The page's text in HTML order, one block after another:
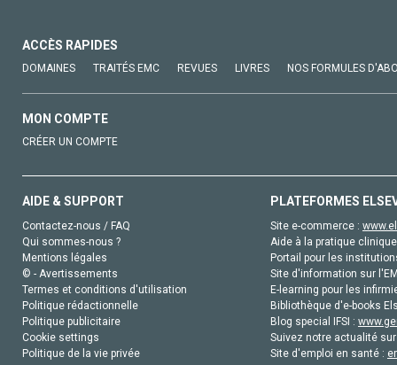
ACCÈS RAPIDES
DOMAINES TRAITÉS EMC REVUES LIVRES NOS FORMULES
MON COMPTE
CRÉER UN COMPTE
AIDE & SUPPORT
Contactez-nous / FAQ
Qui sommes-nous ?
Mentions légales
© - Avertissements
Termes et conditions d'utilisation
Politique rédactionnelle
Politique publicitaire
Cookie settings
Politique de la vie privée
PLATEFORMES
Site e-commerce :
Aide à la pratique
Portail pour les
Site d'information sur
E-learning pour les
Bibliothèque d'e-books
Blog special IFSI :
Suivez notre actualité
Site d'emploi en santé :